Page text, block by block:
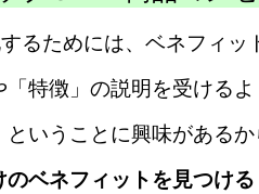
るためには、ベネフィ
「特徴」の説明を受ける
ということに興味がある
のベネフィットを見つけ